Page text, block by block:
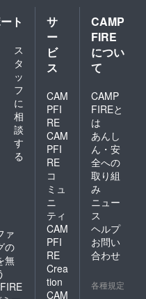
という
ことを
理解し
た上
で、道
路交通
安全に
乗りま
す」 上
記2点に
ついて
同意し
ます。
↑ ↑ ↑ ↑
↑ ↑ ↑ ↑
ンバー
プレー
ト登録
と、自
賠責保
険へ加
入し、
へ確認
写真を
送付し
ます」
「当電
動キッ
クボー
ドは、
原動機
付自転
車（原
付1種）
である
という
ことを
理解し
で、道
ト
ス
タ
ッ
フ
に
相
談
す
る
ァ
の
無
サ
ー
ビ
ス
CAM
PFI
RE
CAM
PFI
RE
コ
ミュ
ニ
ティ
CAM
PFI
RE
Crea
tion
CAM
CAMP
FIRE
につい
て
CAMP
FIREと
は
あんし
ん・安
全への
取り組
み
ニュー
ス
ヘルプ
お問い
合わせ
各種規定